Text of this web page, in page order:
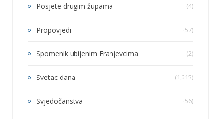
Posjete drugim župama (4)
Propovjedi (57)
Spomenik ubijenim Franjevcima (2)
Svetac dana (1,215)
Svjedočanstva (56)